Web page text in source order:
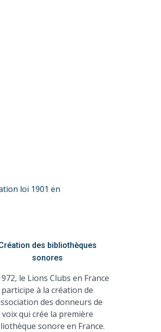
loi 1901 en
des bibliothèques
sonores
le Lions Clubs en France
participe à la création de
des donneurs de
voix qui crée la première
sonore en France.